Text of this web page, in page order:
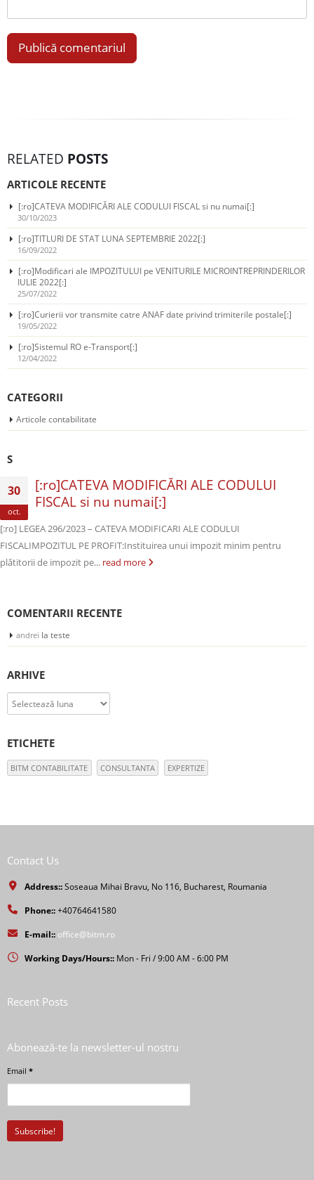
RELATED POSTS
ARTICOLE RECENTE
[:ro]CATEVA MODIFICĂRI ALE CODULUI FISCAL si nu numai[:]
30/10/2023
[:ro]TITLURI DE STAT LUNA SEPTEMBRIE 2022[:]
16/09/2022
[:ro]Modificari ale IMPOZITULUI pe VENITURILE MICROINTREPRINDERILOR
IULIE 2022[:]
25/07/2022
[:ro]Curierii vor transmite catre ANAF date privind trimiterile postale[:]
19/05/2022
[:ro]Sistemul RO e-Transport[:]
12/04/2022
CATEGORII
Articole contabilitate
S
30
oct.
[:ro]CATEVA MODIFICĂRI ALE CODULUI
FISCAL si nu numai[:]
[:ro] LEGEA 296/2023 – CATEVA MODIFICARI ALE CODULUI
FISCALIMPOZITUL PE PROFIT:Instituirea unui impozit minim pentru
plătitorii de impozit pe... read more
COMENTARII RECENTE
andrei la teste
ARHIVE
Arhive
ETICHETE
BITM CONTABILITATE CONSULTANTA EXPERTIZE
Contact Us
Address::Soseaua Mihai Bravu, No 116, Bucharest, Roumania
Phone::+40764641580
E-mail:: office@bitm.ro
Working Days/Hours:: Mon - Fri / 9:00 AM - 6:00 PM
Recent Posts
Abonează-te la newsletter-ul nostru
Email *